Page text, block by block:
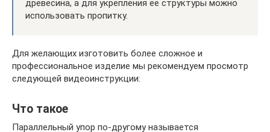
древесина, а для укрепления ее структуры можно
использовать пропитку.
Для желающих изготовить более сложное и
профессиональное изделие мы рекомендуем просмотр
следующей видеоинструкции:
Что такое
Параллельный упор по-другому называется